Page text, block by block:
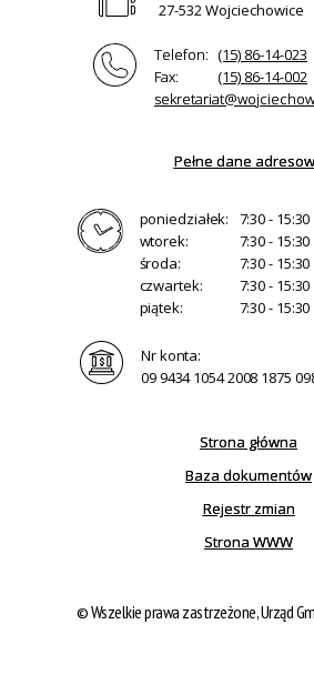
27-532 Wojciechowice
Telefon: (15) 86-14-023
Fax:
(15) 86-14-002
Pełne dane
poniedziałek:
7:30 - 15:30
wtorek:
7:30 - 15:30
środa:
7:30 - 15:30
czwartek:
7:30 - 15:30
piątek:
7:30 - 15:30
Nr konta:
09 9434 1054 2008 1875
Strona główna
Baza dokumentów
Rejestr zmian
Strona WWW
© Wszelkie prawa zastrzeżone, Urząd